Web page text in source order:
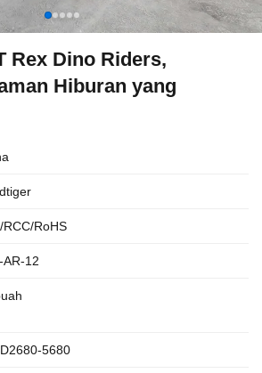
Rex Dino Riders,
Hiburan yang
RCC/RoHS
AR-12
5680